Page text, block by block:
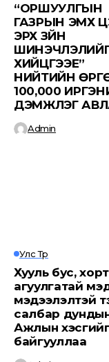
“ОРШУУЛГЫН
ГАЗРЫН ЭМХ
ЭРХ ЗҮЙН
ХИЙЦГЭЭЕ”
НИЙТИЙН
100,000
ДЭМЖЛЭГ
Admin
Улс Төр
Хууль бус,
агуулгатай
мэдээлэлтэй
салбар
Ажлын
байгууллаа